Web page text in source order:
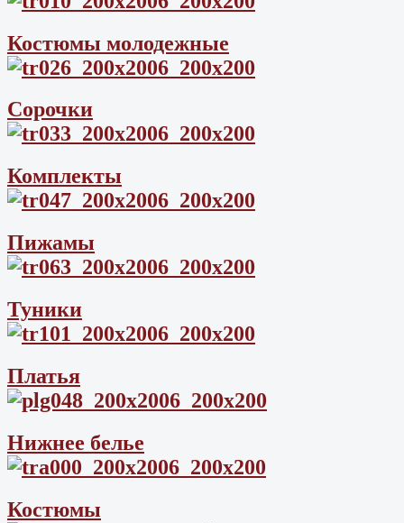
Костюмы молодежные
Сорочки
Комплекты
Пижамы
Туники
Платья
Нижнее белье
Костюмы